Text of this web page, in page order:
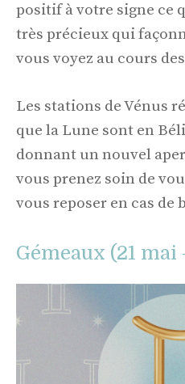
positif à votre signe ce
très précieux qui
vous voyez au cours
Les stations de Vénus
que la Lune sont en
donnant un nouvel
vous prenez soin de
vous reposer en cas de
Gémeaux (21